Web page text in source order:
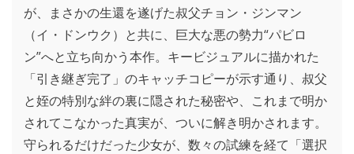
が、まさかの生還を遂げた叔父チョン・ジンマン
（イ・ドンウク）と共に、巨大な悪の勢力“パビロ
ン”へと立ち向かう本作。キービジュアルに描かれた
「引き継ぎ完了」のキャッチコピーが示す通り、叔父
と姪の特別な絆の裏に隠された秘密や、これまで明か
されてこなかった真実が、ついに解き明かされます。
守られるだけだった少女が、数々の試練を経て「選択